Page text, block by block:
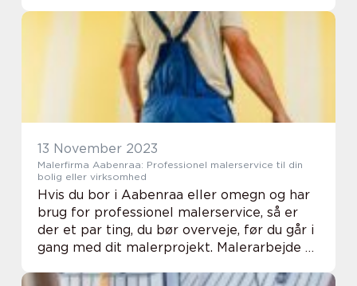
forskellige faser, som alle spiller en afgøre...
13 November 2023
Malerfirma Aabenraa: Professionel malerservice til din
bolig eller virksomhed
Hvis du bor i Aabenraa eller omegn og har
brug for professionel malerservice, så er
der et par ting, du bør overveje, før du går i
gang med dit malerprojekt. Malerarbejde er
virksomheds v...